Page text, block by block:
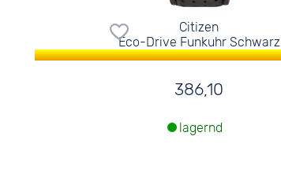
Citizen
Eco-Drive Funkuhr Schwarz
386,10
lagernd